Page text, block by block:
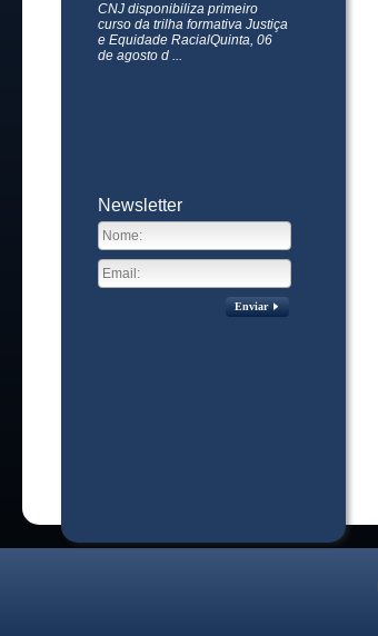
CNJ disponibiliza primeiro
curso da trilha formativa Justiça
e Equidade RacialQuinta, 06
de agosto d ...
Newsletter
Enviar